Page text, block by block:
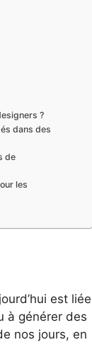
?
dans des
de
les
est liée
à générer des
nos jours, en